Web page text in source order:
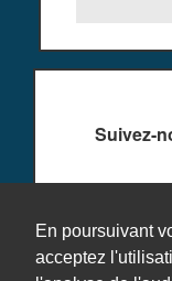
En poursuivant
acceptez
Suivez-